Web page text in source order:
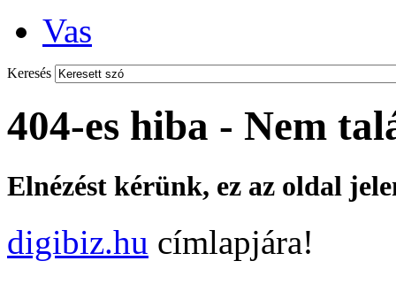
Vas
Keresés
404-es hiba - Nem
Elnézést kérünk, ez az oldal
digibiz.hu címlapjára!